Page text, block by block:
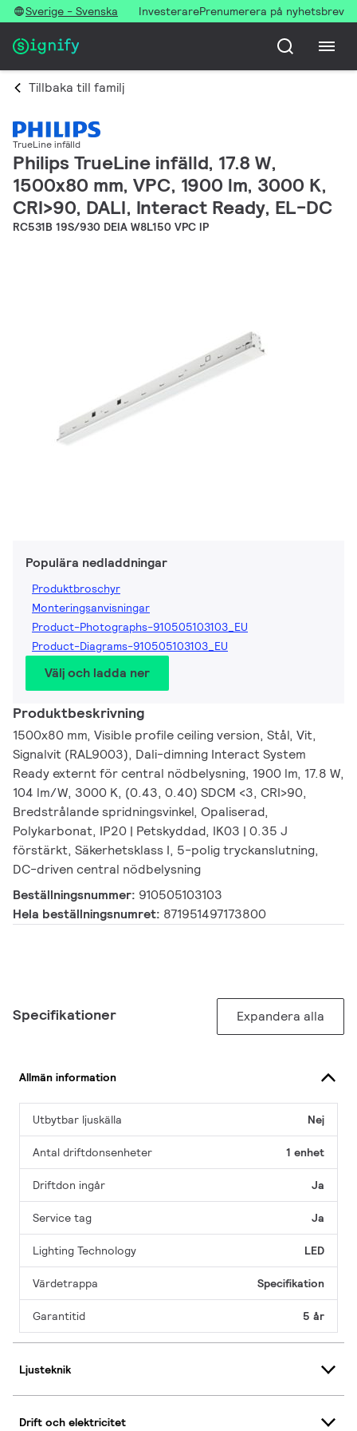
Sverige - Svenska InvesterarePrenumerera på nyhetsbrev
Tillbaka till familj
TrueLine infälld
Philips TrueLine infälld, 17.8 W,
1500x80 mm, VPC, 1900 lm, 3000 K,
CRI>90, DALI, Interact Ready, EL-DC
RC531B 19S/930 DEIA W8L150 VPC IP
Populära nedladdningar
Produktbroschyr
Monteringsanvisningar
Product-Photographs-910505103103_EU
Product-Diagrams-910505103103_EU
Välj och ladda ner
Produktbeskrivning
1500x80 mm, Visible profile ceiling version, Stål, Vit,
Signalvit (RAL9003), Dali-dimning Interact System
Ready externt för central nödbelysning, 1900 lm, 17.8 W,
104 lm/W, 3000 K, (0.43, 0.40) SDCM <3, CRI>90,
Bredstrålande spridningsvinkel, Opaliserad,
Polykarbonat, IP20 | Petskyddad, IK03 | 0.35 J
förstärkt, Säkerhetsklass I, 5-polig tryckanslutning,
DC-driven central nödbelysning
Beställningsnummer: 910505103103
Hela beställningsnumret: 871951497173800
Specifikationer Expandera alla
Allmän information
Utbytbar ljuskälla Nej
Antal driftdonsenheter 1 enhet
Driftdon ingår Ja
Service tag Ja
Lighting Technology LED
Värdetrappa Specifikation
Garantitid 5 år
Ljusteknik
Drift och elektricitet